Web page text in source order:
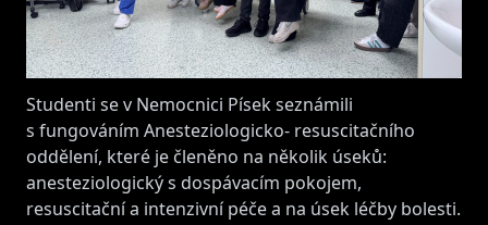
Studenti se v Nemocnici Písek seznámili
s fungováním Anesteziologicko- resuscitačního
oddělení, které je členěno na několik úseků:
anesteziologický s dospávacím pokojem,
resuscitační a intenzivní péče a na úsek léčby bolesti.